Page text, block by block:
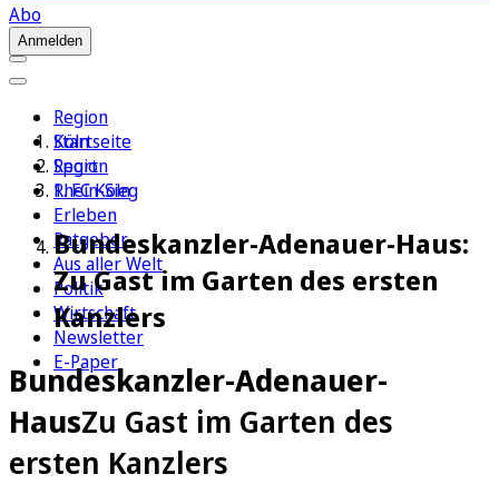
Abo
Anmelden
Region
Köln
Sport
1. FC Köln
Erleben
Ratgeber
Aus aller Welt
Politik
Wirtschaft
Newsletter
E-Paper
Startseite
Region
Rhein-Sieg
Bundeskanzler-Adenauer-Haus:
Zu Gast im Garten des ersten
Kanzlers
Bundeskanzler-Adenauer-
HausZu Gast im Garten des
ersten Kanzlers